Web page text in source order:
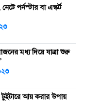
পর্নস্টার বা এস্কর্ট
মধ্য দিয়ে যাত্রা শুরু
আয় করার উপায়